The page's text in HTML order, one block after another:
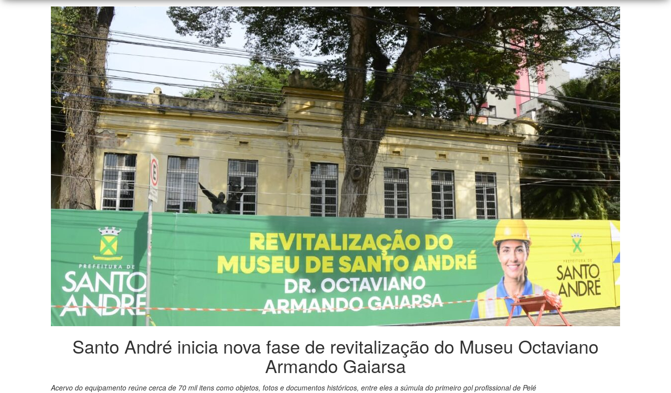
Santo André inicia nova fase de revitalização do Museu Octaviano
Armando Gaiarsa
Acervo do equipamento reúne cerca de 70 mil itens como objetos, fotos e documentos históricos, entre eles a súmula do primeiro gol profissional de Pelé